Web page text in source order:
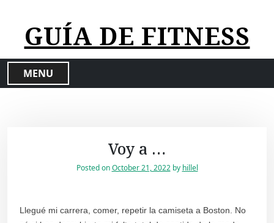
GUÍA DE FITNESS
MENU
Voy a …
Posted onOctober 21, 2022by hillel
Llegué mi carrera, comer, repetir la camiseta a Boston. No